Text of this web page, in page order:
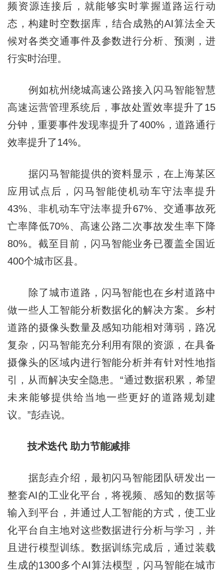
频资源连接后，就能够实时掌握道路运行动
态，构建时空数据库，结合成熟的AI算法全天
候对各类交通事件及参数进行分析、预测，进
行实时治理。
例如杭州绕城高速公路接入闪马智能智慧
高速运营管理系统后，事故处置效率提升了15
分钟，重要事件发现率提升了400%，道路通行
效率提升了14%。
据闪马智能提供的资料显示，在上海某区
应用试点后，闪马智能使机动车守法率提升
43%、非机动车守法率提升67%、交通事故死
亡率降低70%、高速公路二次事故发生率下降
80%。截至目前，闪马智能业务已覆盖全国近
400个城市区县。
除了城市道路，闪马智能也在乡村道路中
做一些人工智能分析数据化的解决方案。乡村
道路的摄像头数量及感知功能相对薄弱，路况
复杂，闪马智能充分利用有限的资源，在具备
摄像头的区域内进行智能分析并有针对性地指
引，从而解决安全隐患。“通过数据积累，希望
未来能够提供给当地一些更好的道路规划建
议。”彭垚说。
技术迭代 助力节能减排
据彭垚介绍，最初闪马智能团队研发出一
整套AI的工业化平台，将视频、感知的数据等
输入到平台，并通过人工智能的方式，使工业
化平台自主地对这些数据进行分析与学习，并
且进行模型训练。数据训练完成后，通过装载
生成的1300多个AI算法模型，闪马智能在城市